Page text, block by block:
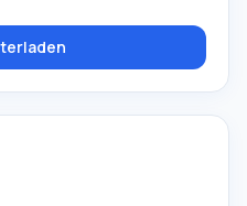
YouTube-Videos
Diensten. Die integrierte
benötigten Dateien zu
Dies erhöht die
von Download-Links